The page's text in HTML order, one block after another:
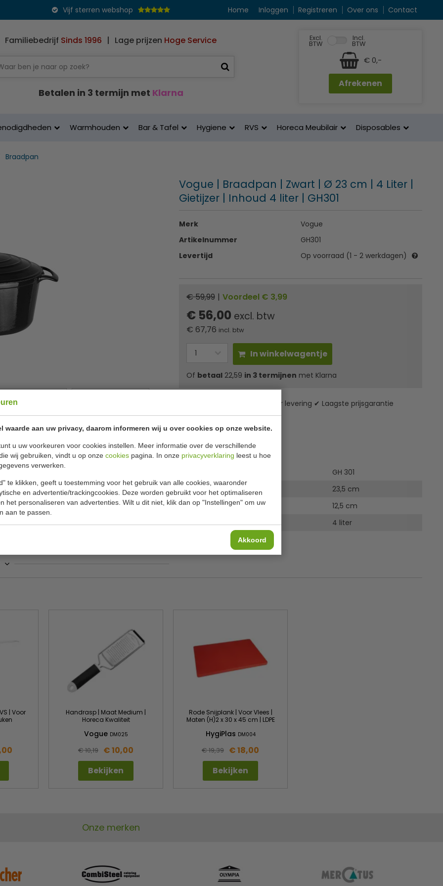
waarde aan uw privacy, daarom informeren wij u over cookies op onze website.
u uw voorkeuren voor cookies instellen. Meer informatie over de verschillende
wij gebruiken, vindt u op onze cookies pagina. In onze privacyverklaring leest u hoe
verwerken.
te klikken, geeft u toestemming voor het gebruik van alle cookies, waaronder
en advertentie/trackingcookies. Deze worden gebruikt voor het optimaliseren
het personaliseren van advertenties. Wilt u dit niet, klik dan op "Instellingen" om uw
aan te passen.
Akkoord
Vijf sterren webshop Home Inloggen Registreren Over ons Contact
Familiebedrijf Sinds 1996 | Lage prijzen Hoge Service
Betalen in 3 termijn met Klarna
Excl.
BTW
Incl.
BTW
€ 0,-
Afrekenen
Warmhouden Bar & Tafel Hygiene RVS Horeca Meubilair Disposables
Braadpan
Vogue | Braadpan | Zwart | Ø 23 cm | 4 Liter |
Gietijzer | Inhoud 4 liter | GH301
Merk
Vogue
Artikelnummer
GH301
Levertijd
Op voorraad (1 - 2 werkdagen)
€ 59,99 | Voordeel € 3,99
€ 56,00 excl. btw
€ 67,76 incl. btw
In winkelwagentje
Of betaal22,59 in 3 termijnen met Klarna
✔ Gratis verzending* ✔ 24 uur levering ✔ Laagste prijsgarantie
de zijkanten en een RVS knop op het deksel.
voor een gelijkmatige warmteverdeling.
te serveren aan tafel, voor een mooie
vorm waardoor vocht terug in de pan druipt.
en warmtebehoud
Specificaties
GH 301
Diameter Ø
23,5 cm
Hoog
12,5 cm
Inhoud
4 liter
| Voor
Handrasp | Maat Medium |
Horeca Kwaliteit
Vogue DM025
€ 10,19 € 10,00
Bekijken
Rode Snijplank | Voor Vlees |
Maten (H)2 x 30 x 45 cm | LDPE
HygiPlas DM004
€ 19,39 € 18,00
Bekijken
Onze merken